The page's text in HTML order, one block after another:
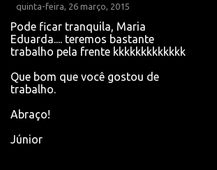
quinta-feira, 26 março, 2015
Pode ficar tranquila, Maria
Eduarda.... teremos bastante
trabalho pela frente kkkkkkkkkkkkk
Que bom que você gostou de
trabalho.
Abraço!
Júnior